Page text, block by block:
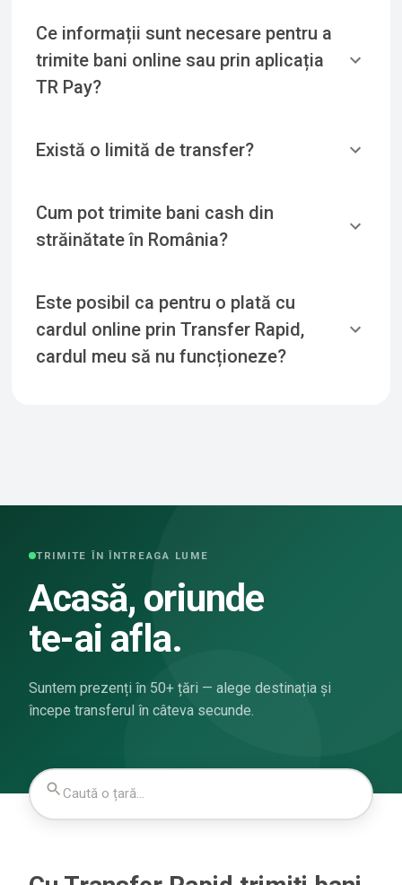
Ce informații sunt necesare pentru a
trimite bani online sau prin aplicația
TR Pay?
Există o limită de transfer?
Cum pot trimite bani cash din
străinătate în România?
Este posibil ca pentru o plată cu
cardul online prin Transfer Rapid,
cardul meu să nu funcționeze?
TRIMITE ÎN ÎNTREAGA LUME
Acasă, oriunde
te-ai afla.
Suntem prezenți în 50+ țări — alege destinația și
începe transferul în câteva secunde.